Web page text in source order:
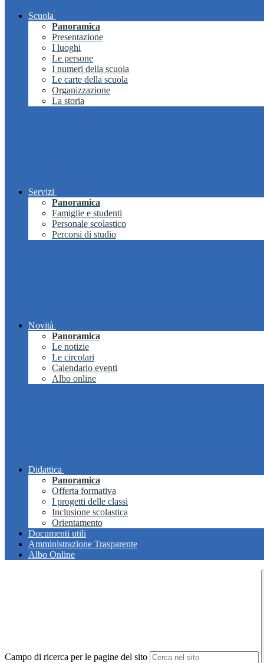
Scuola
Panoramica
Presentazione
I luoghi
Le persone
I numeri della scuola
Le carte della scuola
Organizzazione
La storia
Servizi
Panoramica
Famiglie e studenti
Personale scolastico
Percorsi di studio
Novità
Panoramica
Le notizie
Le circolari
Calendario eventi
Albo online
Didattica
Panoramica
Offerta formativa
I progetti delle classi
Inclusione scolastica
Orientamento
Documenti utili
Amministrazione Trasparente
Albo Online
Campo di ricerca per le pagine del sito